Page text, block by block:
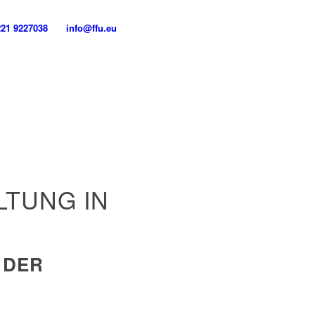
9227038 info@ffu.eu
IN